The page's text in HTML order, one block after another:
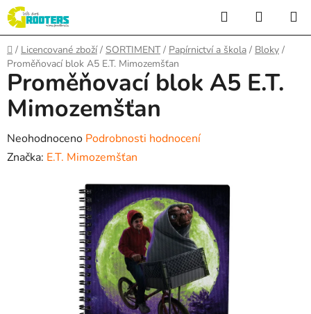
Přejít
na
obsah
Hledat
KOŠÍK
Domů
/ Licencované zboží / SORTIMENT / Papírnictví a škola / Bloky /
Proměňovací blok A5 E.T. Mimozemšťan
Proměňovací blok A5 E.T.
Mimozemšťan
Průměrné
hodnocení
Neohodnoceno Podrobnosti hodnocení
Značka: E.T. Mimozemšťan